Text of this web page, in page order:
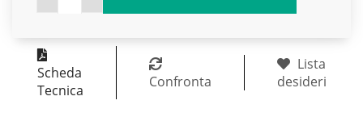
Scheda
Tecnica
Confronta
Lista
desideri